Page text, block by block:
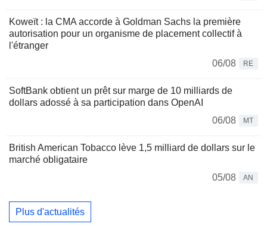
Koweït : la CMA accorde à Goldman Sachs la première
autorisation pour un organisme de placement collectif à
l'étranger
06/08
RE
SoftBank obtient un prêt sur marge de 10 milliards de
dollars adossé à sa participation dans OpenAI
06/08
MT
British American Tobacco lève 1,5 milliard de dollars sur le
marché obligataire
05/08
AN
Plus d'actualités